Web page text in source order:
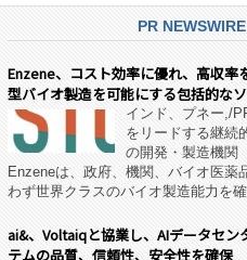
PR NEWSWIRE
Enzene、コスト効率に優れ、高収率
型バイオ製造を可能にする包括的な
ト「NeX™」 をリリースインド、プネー,/
をリードする継続
の開発・製造機関
Enzeneは、政府、機関、バイオ医薬
わず世界クラスのバイオ製造能力を
デル「NeX™」の立ち上げを発表し
あるEnzeneX® fully‑connected
ai&、Voltaiqと協業し、AIデータセン
テムの品質、信頼性、安全性を確保